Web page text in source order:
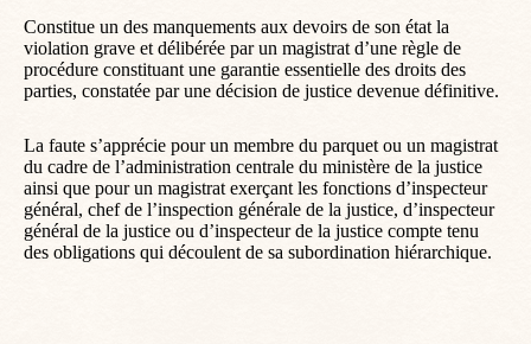
Constitue un des manquements aux devoirs de son état la
violation grave et délibérée par un magistrat d’une règle de
procédure constituant une garantie essentielle des droits des
parties, constatée par une décision de justice devenue définitive.
La faute s’apprécie pour un membre du parquet ou un magistrat
du cadre de l’administration centrale du ministère de la justice
ainsi que pour un magistrat exerçant les fonctions d’inspecteur
général, chef de l’inspection générale de la justice, d’inspecteur
général de la justice ou d’inspecteur de la justice compte tenu
des obligations qui découlent de sa subordination hiérarchique.